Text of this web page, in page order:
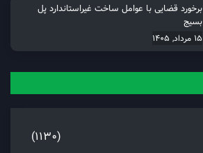
برخورد قضایی با عوامل ساخت غیراستاندارد پل
بسیج
15 مرداد, 1405
(1130)